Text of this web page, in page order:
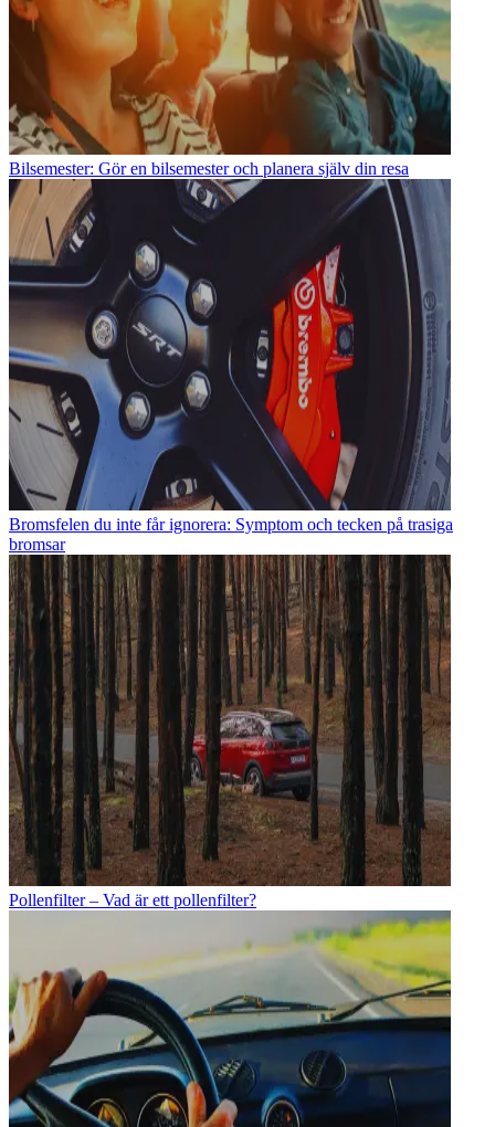
Bilsemester: Gör en bilsemester och planera själv din resa
Bromsfelen du inte får ignorera: Symptom och tecken på trasiga
bromsar
Pollenfilter – Vad är ett pollenfilter?